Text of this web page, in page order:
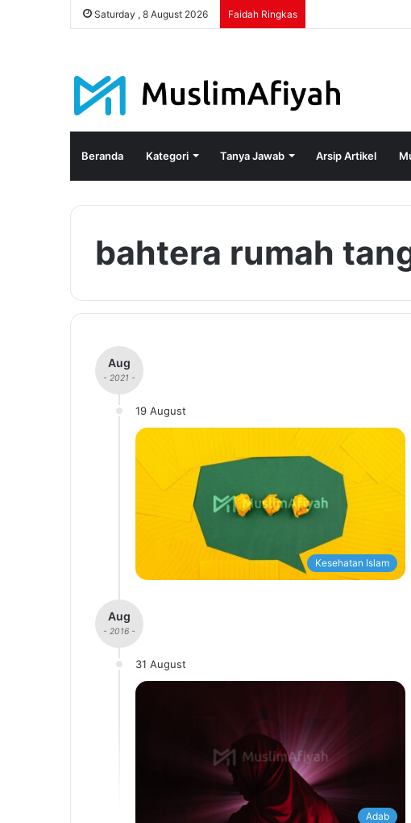
Saturday , 8 August 2026 Faidah Ringkas
Beranda Kategori Tanya Jawab Arsip Artikel
bahtera rumah
Aug
- 2021 -
19 August
Kesehatan Islam
Aug
- 2016 -
31 August
Adab